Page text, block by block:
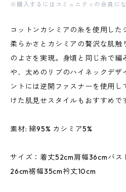
※購入するにはコミュニティの会員に
コットンカシミアの糸を使用した
柔らかさとカシミアの贅沢な肌触
のよさを実現。身頃と同じ糸で
や、太めのリブのハイネックデザ
ントには逆開ファスナーを使用し
けた肌見せスタイルもおすすめで
素材: 綿95% カシミア5%
サイズ：着丈52cm肩幅36cmバス
26cm裾幅35cm衿丈10cm